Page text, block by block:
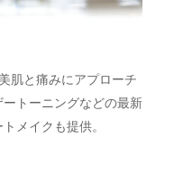
肌と痛みにアプローチ
トーニングなどの最新
メイクも提供。